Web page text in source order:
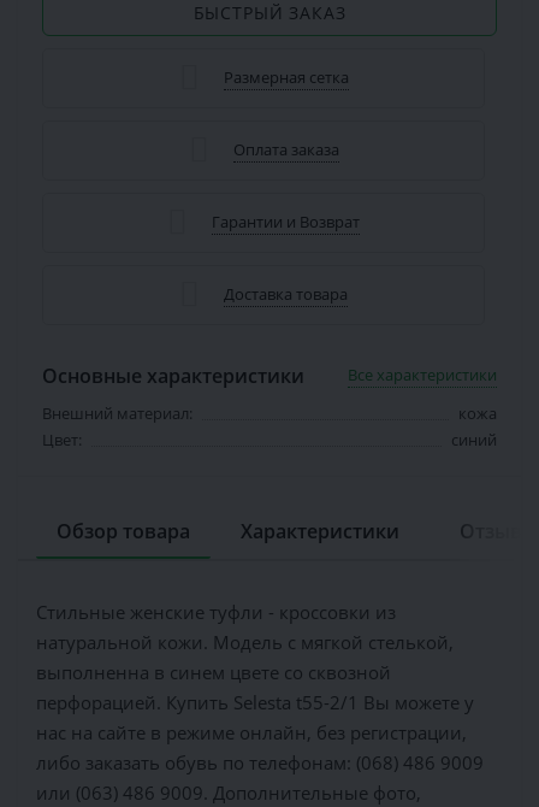
БЫСТРЫЙ ЗАКАЗ
Размерная сетка
Оплата заказа
Гарантии и Возврат
Доставка товара
Основные характеристики
Все характеристики
Внешний материал:
кожа
Цвет:
синий
Обзор товара Характеристики
Стильные женские туфли - кроссовки из
натуральной кожи. Модель с мягкой стелькой,
выполненна в синем цвете со сквозной
перфорацией. Купить Selesta t55-2/1 Вы можете у
нас на сайте в режиме онлайн, без регистрации,
либо заказать обувь по телефонам: (068) 486 9009
или (063) 486 9009. Дополнительные фото,